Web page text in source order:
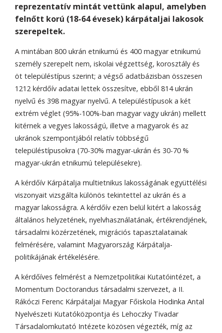
reprezentatív mintát vettünk alapul, amelyben
felnőtt korú (18-64 évesek) kárpátaljai lakosok
szerepeltek.
A mintában 800 ukrán etnikumú és 400 magyar etnikumú
személy szerepelt nem, iskolai végzettség, korosztály és
öt településtípus szerint; a végső adatbázisban összesen
1212 kérdőív adatai lettek összesítve, ebből 814 ukrán
nyelvű és 398 magyar nyelvű. A településtípusok a két
extrém véglet (95%-100%-ban magyar vagy ukrán) mellett
kitérnek a vegyes lakosságú, illetve a magyarok és az
ukránok szempontjából relatív többségű
településtípusokra (70-30% magyar-ukrán és 30-70 %
magyar-ukrán etnikumú településekre).
A kérdőív Kárpátalja multietnikus lakosságának együttélési
viszonyait vizsgálta különös tekintettel az ukrán és a
magyar lakosságra. A kérdőív ezen belül kitért a lakosság
általános helyzetének, nyelvhasználatának, értékrendjének,
társadalmi közérzetének, migrációs tapasztalatainak
felmérésére, valamint Magyarország Kárpátalja-
politikájának értékelésére.
A kérdőíves felmérést a Nemzetpolitikai Kutatóintézet, a
Momentum Doctorandus társadalmi szervezet, a II.
Rákóczi Ferenc Kárpátaljai Magyar Főiskola Hodinka Antal
Nyelvészeti Kutatóközpontja és Lehoczky Tivadar
Társadalomkutató Intézete közösen végezték, míg az